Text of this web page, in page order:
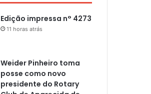
Edição impressa n° 4273
11 horas atrás
Weider Pinheiro toma
posse como novo
presidente do Rotary